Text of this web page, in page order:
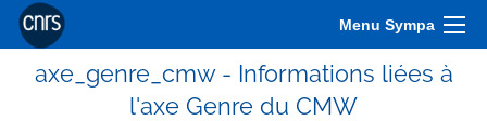
Menu Sympa
axe_genre_cmw - Informations liées à
l'axe Genre du CMW